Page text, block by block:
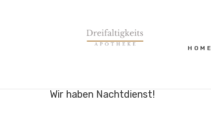
HOME
Wir haben Nachtdienst!